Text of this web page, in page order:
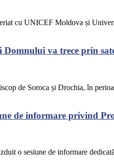
cu UNICEF Moldova și
va trece prin
de Soroca și Drochia, în
de informare privind
o sesiune de informare